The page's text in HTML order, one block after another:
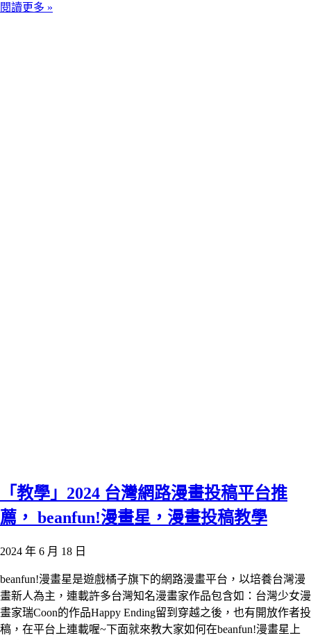
閱讀更多 »
「教學」2024 台灣網路漫畫投稿平台推
薦， beanfun!漫畫星，漫畫投稿教學
2024 年 6 月 18 日
beanfun!漫畫星是遊戲橘子旗下的網路漫畫平台，以培養台灣漫
畫新人為主，連載許多台灣知名漫畫家作品包含如：台灣少女漫
畫家瑞Coon的作品Happy Ending留到穿越之後，也有開放作者投
稿，在平台上連載喔~下面就來教大家如何在beanfun!漫畫星上